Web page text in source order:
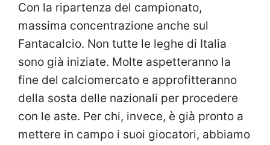
Con la ripartenza del campionato,
massima concentrazione anche sul
Fantacalcio. Non tutte le leghe di Italia
sono già iniziate. Molte aspetteranno la
fine del calciomercato e approfitteranno
della sosta delle nazionali per procedere
con le aste. Per chi, invece, è già pronto a
mettere in campo i suoi giocatori, abbiamo